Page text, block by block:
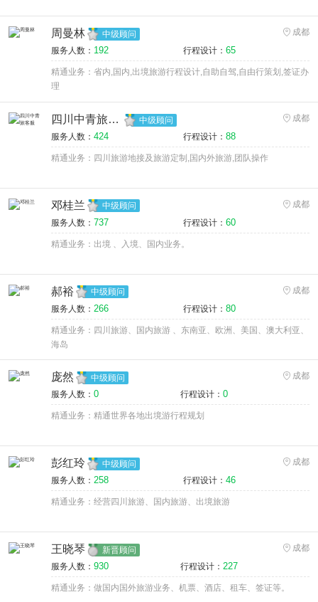
周曼林 中级顾问
成都
服务人数： 192 行程设计： 65
精通业务：省内,国内,出境旅游行程设计,自助自驾,自由行策划,签证办
理
四川中青旅客服 中级顾问
成都
服务人数： 424 行程设计： 88
精通业务：四川旅游地接及旅游定制,国内外旅游,团队操作
邓桂兰 中级顾问
成都
服务人数： 737 行程设计： 60
精通业务：出境 、入境、国内业务。
郝裕 中级顾问
成都
服务人数： 266 行程设计： 80
精通业务：四川旅游、国内旅游 、东南亚、欧洲、美国、澳大利亚、
海岛
庞然 中级顾问
成都
服务人数： 0 行程设计： 0
精通业务：精通世界各地出境游行程规划
彭红玲 中级顾问
成都
服务人数： 258 行程设计： 46
精通业务：经营四川旅游、国内旅游、出境旅游
王晓琴 新晋顾问
成都
服务人数： 930 行程设计： 227
精通业务：做国内国外旅游业务、机票、酒店、租车、签证等。